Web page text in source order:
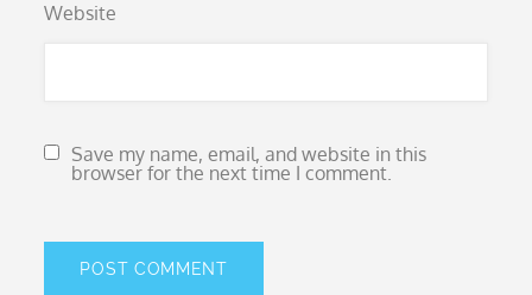
Website
Save my name, email, and website in this
browser for the next time I comment.